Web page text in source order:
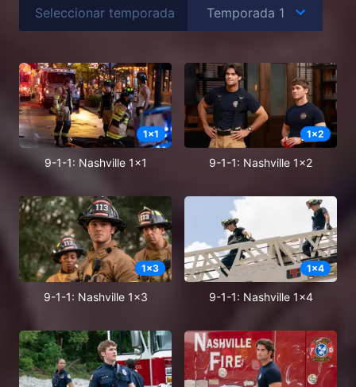
Seleccionar temporada
1x1
9-1-1: Nashville 1x1
1x2
9-1-1: Nashville 1x2
1x3
9-1-1: Nashville 1x3
1x4
9-1-1: Nashville 1x4